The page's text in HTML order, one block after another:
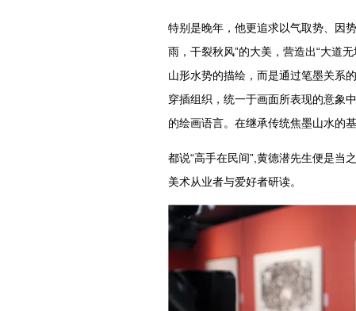
特别是晚年，他更追求以气取势、因
雨，干裂秋风”的大美，营造出“大道
山形水势的描绘，而是通过笔墨关系
穿插组织，统一于画面所表现的意象
的绘画语言。在继承传统焦墨山水的
都说“高手在民间”,黄德潜先生便是当
美术从业者与爱好者研读。